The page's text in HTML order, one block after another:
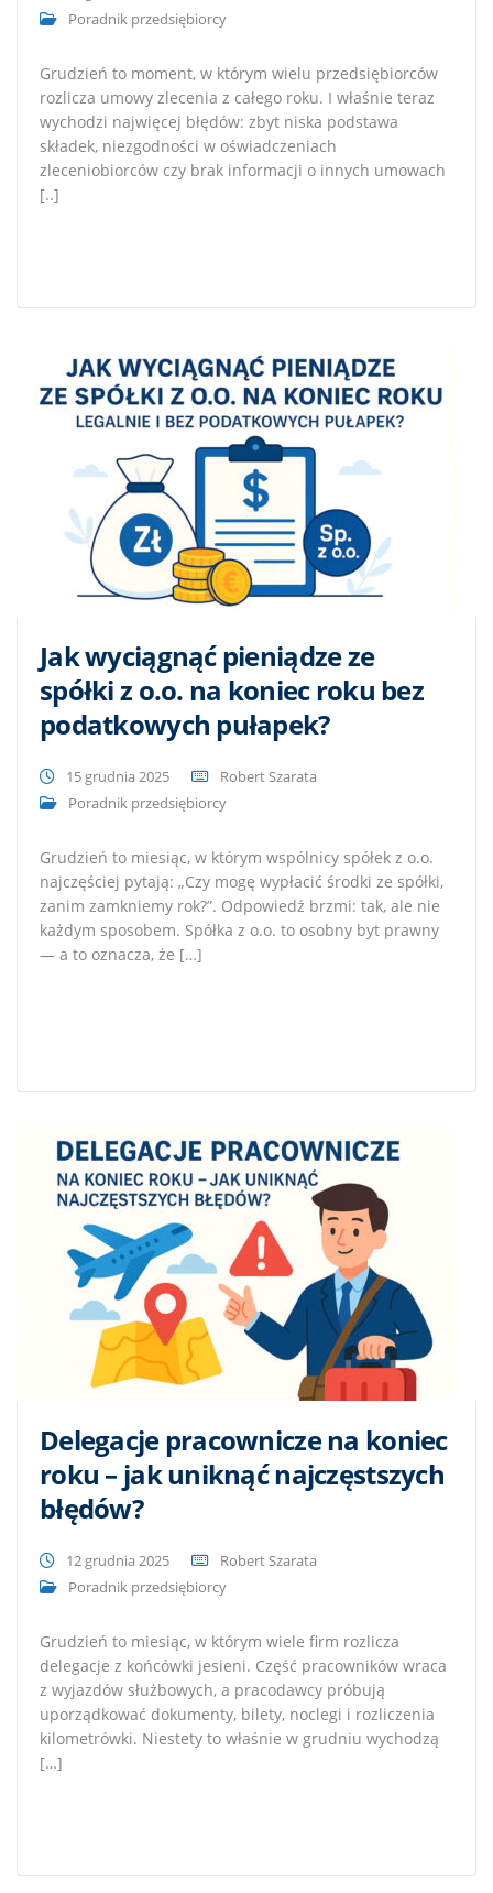
Poradnik przedsiębiorcy
Grudzień to moment, w którym wielu przedsiębiorców
rozlicza umowy zlecenia z całego roku. I właśnie teraz
wychodzi najwięcej błędów: zbyt niska podstawa
składek, niezgodności w oświadczeniach
zleceniobiorców czy brak informacji o innych umowach
[..]
Jak wyciągnąć pieniądze ze
spółki z o.o. na koniec roku bez
podatkowych pułapek?
15 grudnia 2025
Robert Szarata
Poradnik przedsiębiorcy
Grudzień to miesiąc, w którym wspólnicy spółek z o.o.
najczęściej pytają: „Czy mogę wypłacić środki ze spółki,
zanim zamkniemy rok?”. Odpowiedź brzmi: tak, ale nie
każdym sposobem. Spółka z o.o. to osobny byt prawny
— a to oznacza, że […]
Delegacje pracownicze na koniec
roku – jak uniknąć najczęstszych
błędów?
12 grudnia 2025
Robert Szarata
Poradnik przedsiębiorcy
Grudzień to miesiąc, w którym wiele firm rozlicza
delegacje z końcówki jesieni. Część pracowników wraca
z wyjazdów służbowych, a pracodawcy próbują
uporządkować dokumenty, bilety, noclegi i rozliczenia
kilometrówki. Niestety to właśnie w grudniu wychodzą
[…]